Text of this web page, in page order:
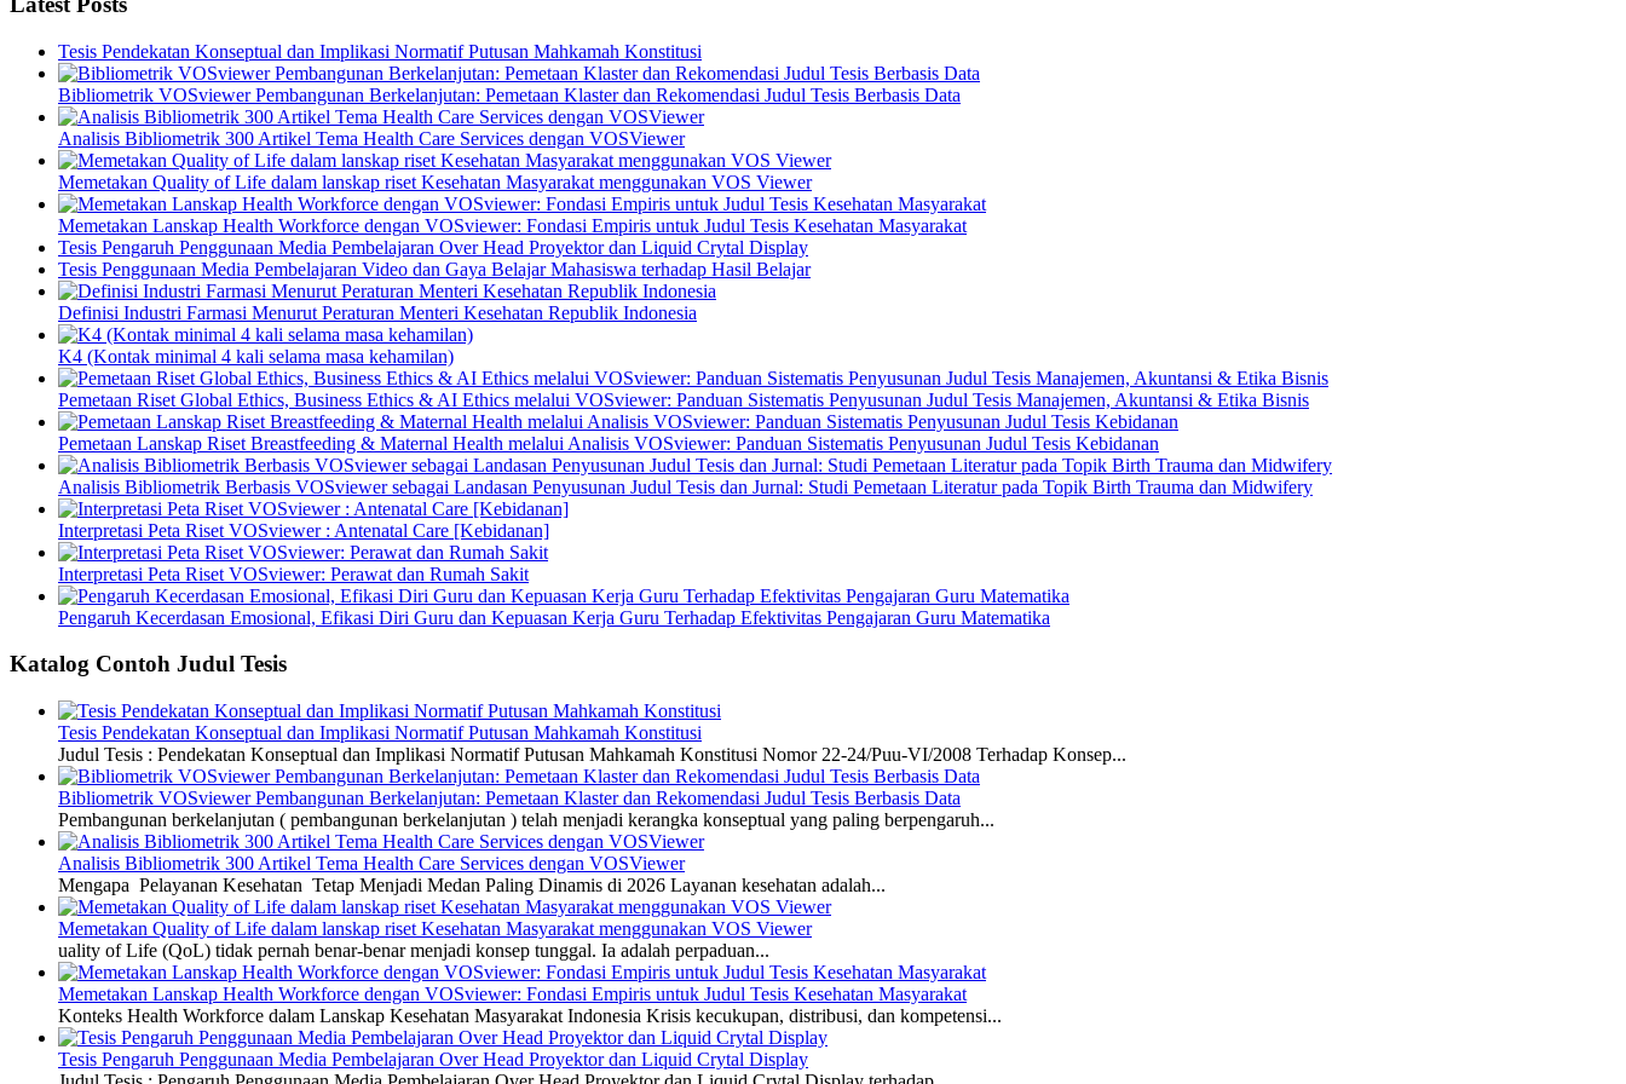
Tesis Pendekatan Konseptual dan Implikasi Normatif Putusan Mahkamah Konstitusi
Bibliometrik VOSviewer Pembangunan Berkelanjutan: Pemetaan Klaster dan Rekomendasi Judul Tesis Berbasis Data
Analisis Bibliometrik 300 Artikel Tema Health Care Services dengan VOSViewer
Memetakan Quality of Life dalam lanskap riset Kesehatan Masyarakat menggunakan VOS Viewer
Memetakan Lanskap Health Workforce dengan VOSviewer: Fondasi Empiris untuk Judul Tesis Kesehatan Masyarakat
Tesis Pengaruh Penggunaan Media Pembelajaran Over Head Proyektor dan Liquid Crytal Display
Tesis Penggunaan Media Pembelajaran Video dan Gaya Belajar Mahasiswa terhadap Hasil Belajar
Definisi Industri Farmasi Menurut Peraturan Menteri Kesehatan Republik Indonesia
K4 (Kontak minimal 4 kali selama masa kehamilan)
Pemetaan Riset Global Ethics, Business Ethics & AI Ethics melalui VOSviewer: Panduan Sistematis Penyusunan Judul Tesis Manajemen, Akuntansi & Etika Bisnis
Pemetaan Lanskap Riset Breastfeeding & Maternal Health melalui Analisis VOSviewer: Panduan Sistematis Penyusunan Judul Tesis Kebidanan
Analisis Bibliometrik Berbasis VOSviewer sebagai Landasan Penyusunan Judul Tesis dan Jurnal: Studi Pemetaan Literatur pada Topik Birth Trauma dan Midwifery
Interpretasi Peta Riset VOSviewer : Antenatal Care [Kebidanan]
Interpretasi Peta Riset VOSviewer: Perawat dan Rumah Sakit
Pengaruh Kecerdasan Emosional, Efikasi Diri Guru dan Kepuasan Kerja Guru Terhadap Efektivitas Pengajaran Guru Matematika
Katalog Contoh Judul Tesis
Tesis Pendekatan Konseptual dan Implikasi Normatif Putusan Mahkamah Konstitusi
Judul Tesis : Pendekatan Konseptual dan Implikasi Normatif Putusan Mahkamah Konstitusi Nomor 22-24/Puu-VI/2008 Terhadap Konsep...
Bibliometrik VOSviewer Pembangunan Berkelanjutan: Pemetaan Klaster dan Rekomendasi Judul Tesis Berbasis Data
Pembangunan berkelanjutan ( pembangunan berkelanjutan ) telah menjadi kerangka konseptual yang paling berpengaruh...
Analisis Bibliometrik 300 Artikel Tema Health Care Services dengan VOSViewer
Mengapa Pelayanan Kesehatan Tetap Menjadi Medan Paling Dinamis di 2026 Layanan kesehatan adalah...
Memetakan Quality of Life dalam lanskap riset Kesehatan Masyarakat menggunakan VOS Viewer
uality of Life (QoL) tidak pernah benar-benar menjadi konsep tunggal. Ia adalah perpaduan...
Memetakan Lanskap Health Workforce dengan VOSviewer: Fondasi Empiris untuk Judul Tesis Kesehatan Masyarakat
Konteks Health Workforce dalam Lanskap Kesehatan Masyarakat Indonesia Krisis kecukupan, distribusi, dan kompetensi...
Tesis Pengaruh Penggunaan Media Pembelajaran Over Head Proyektor dan Liquid Crytal Display